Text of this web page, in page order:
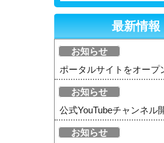
最新情報
お知らせ
ポータルサイトをオープ
お知らせ
公式YouTubeチャンネル
お知らせ